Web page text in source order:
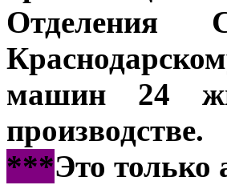
Отделения
машин 24
производстве.
***Это